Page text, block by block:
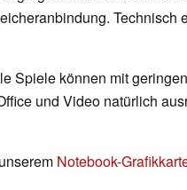
Technisch
Spiele können mit
und Video natürlich
Notebook-